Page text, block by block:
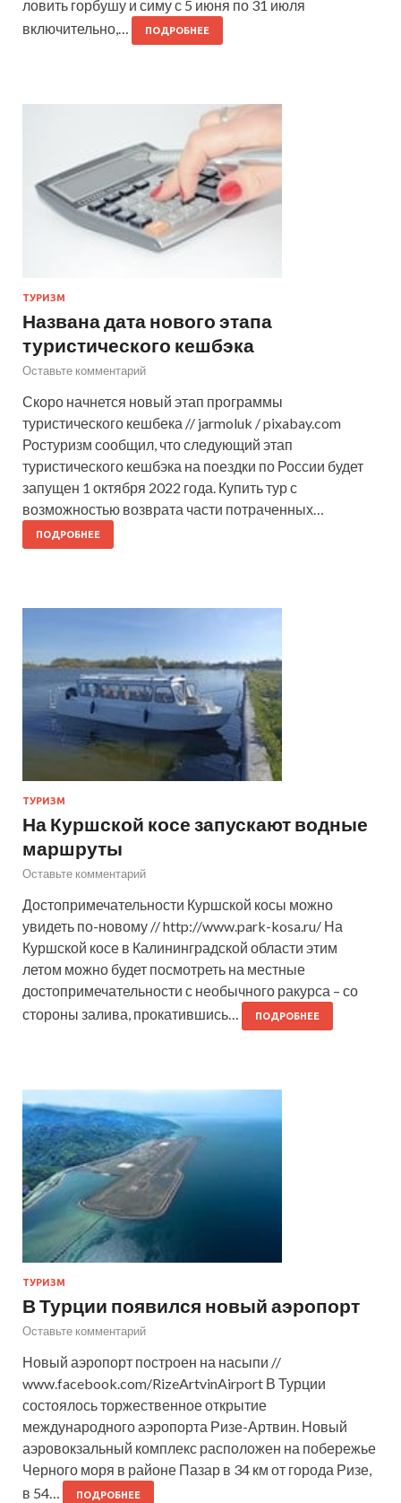
ловить горбушу и симу с 5 июня по 31 июля
включительно,…
ПОДРОБНЕЕ
ТУРИЗМ
Названа дата нового этапа
туристического кешбэка
Оставьте комментарий
Скоро начнется новый этап программы
туристического кешбека // jarmoluk / pixabay.com
Ростуризм сообщил, что следующий этап
туристического кешбэка на поездки по России будет
запущен 1 октября 2022 года. Купить тур с
возможностью возврата части потраченных…
ПОДРОБНЕЕ
ТУРИЗМ
На Куршской косе запускают водные
маршруты
Оставьте комментарий
Достопримечательности Куршской косы можно
увидеть по-новому // http://www.park-kosa.ru/ На
Куршской косе в Калининградской области этим
летом можно будет посмотреть на местные
достопримечательности с необычного ракурса – со
стороны залива, прокатившись…
ПОДРОБНЕЕ
ТУРИЗМ
В Турции появился новый аэропорт
Оставьте комментарий
Новый аэропорт построен на насыпи //
www.facebook.com/RizeArtvinAirport В Турции
состоялось торжественное открытие
международного аэропорта Ризе-Артвин. Новый
аэровокзальный комплекс расположен на побережье
Черного моря в районе Пазар в 34 км от города Ризе,
в 54…
ПОДРОБНЕЕ